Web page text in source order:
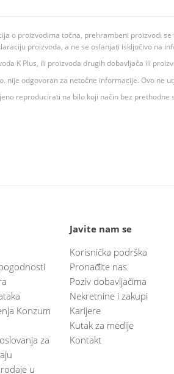
o proizvodima točna, prehrambeni proizvodi
proizvoda, a ne se oslanjati isključivo na
K Plus, ili proizvoda drugih dobavljača ili
odgovoran za netočne informacije. Ovo ne
reproducirati na bilo koji način bez prethodne
Konzum
za
u
Javite nam se
Korisnička podrška
Pronađite nas
Poziv dobavljačima
Nekretnine i zakupi
Karijere
Kutak za medije
Kontakt